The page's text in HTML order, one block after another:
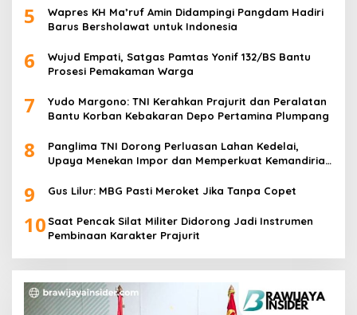
5
Wapres KH Ma’ruf Amin Didampingi Pangdam Hadiri
Barus Bersholawat untuk Indonesia
6
Wujud Empati, Satgas Pamtas Yonif 132/BS Bantu
Prosesi Pemakaman Warga
7
Yudo Margono: TNI Kerahkan Prajurit dan Peralatan
Bantu Korban Kebakaran Depo Pertamina Plumpang
8
Panglima TNI Dorong Perluasan Lahan Kedelai,
Upaya Menekan Impor dan Memperkuat Kemandirian
9 Gus Lilur: MBG Pasti Meroket Jika Tanpa Copet
10 Saat Pencak Silat Militer Didorong Jadi Instrumen
Pembinaan Karakter Prajurit